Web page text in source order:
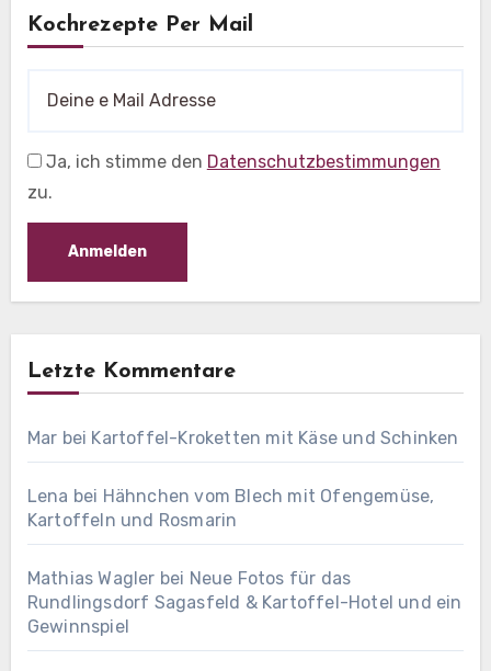
Kochrezepte Per Mail
Ja, ich stimme den Datenschutzbestimmungen
zu.
Letzte Kommentare
Mar bei Kartoffel-Kroketten mit Käse und Schinken
Lena bei Hähnchen vom Blech mit Ofengemüse,
Kartoffeln und Rosmarin
Mathias Wagler bei Neue Fotos für das
Rundlingsdorf Sagasfeld & Kartoffel-Hotel und ein
Gewinnspiel